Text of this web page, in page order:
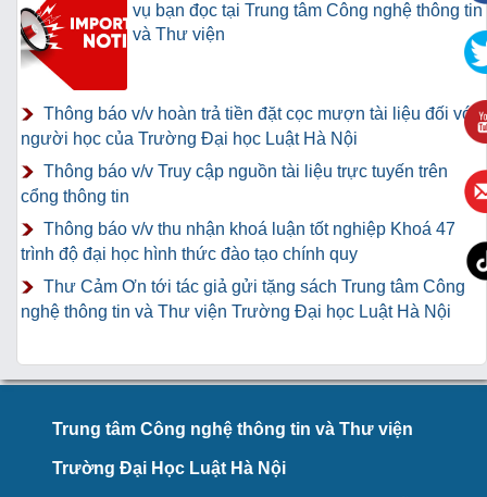
vụ bạn đọc tại Trung tâm Công nghệ thông tin
và Thư viện
Thông báo v/v hoàn trả tiền đặt cọc mượn tài liệu đối với
người học của Trường Đại học Luật Hà Nội
Thông báo v/v Truy cập nguồn tài liệu trực tuyến trên
cổng thông tin
Thông báo v/v thu nhận khoá luận tốt nghiệp Khoá 47
trình độ đại học hình thức đào tạo chính quy
Thư Cảm Ơn tới tác giả gửi tặng sách Trung tâm Công
nghệ thông tin và Thư viện Trường Đại học Luật Hà Nội
Trung tâm Công nghệ thông tin và Thư viện
Trường Đại Học Luật Hà Nội